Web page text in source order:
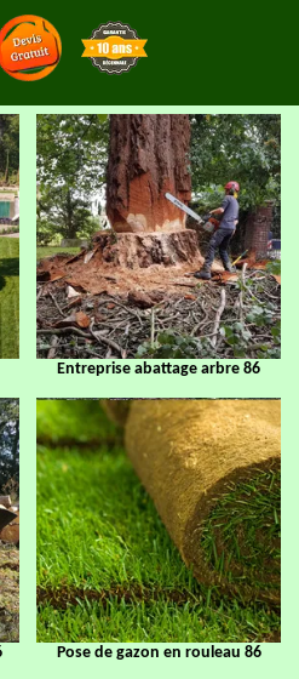
Entreprise abattage arbre 86
Pose de gazon en rouleau 86